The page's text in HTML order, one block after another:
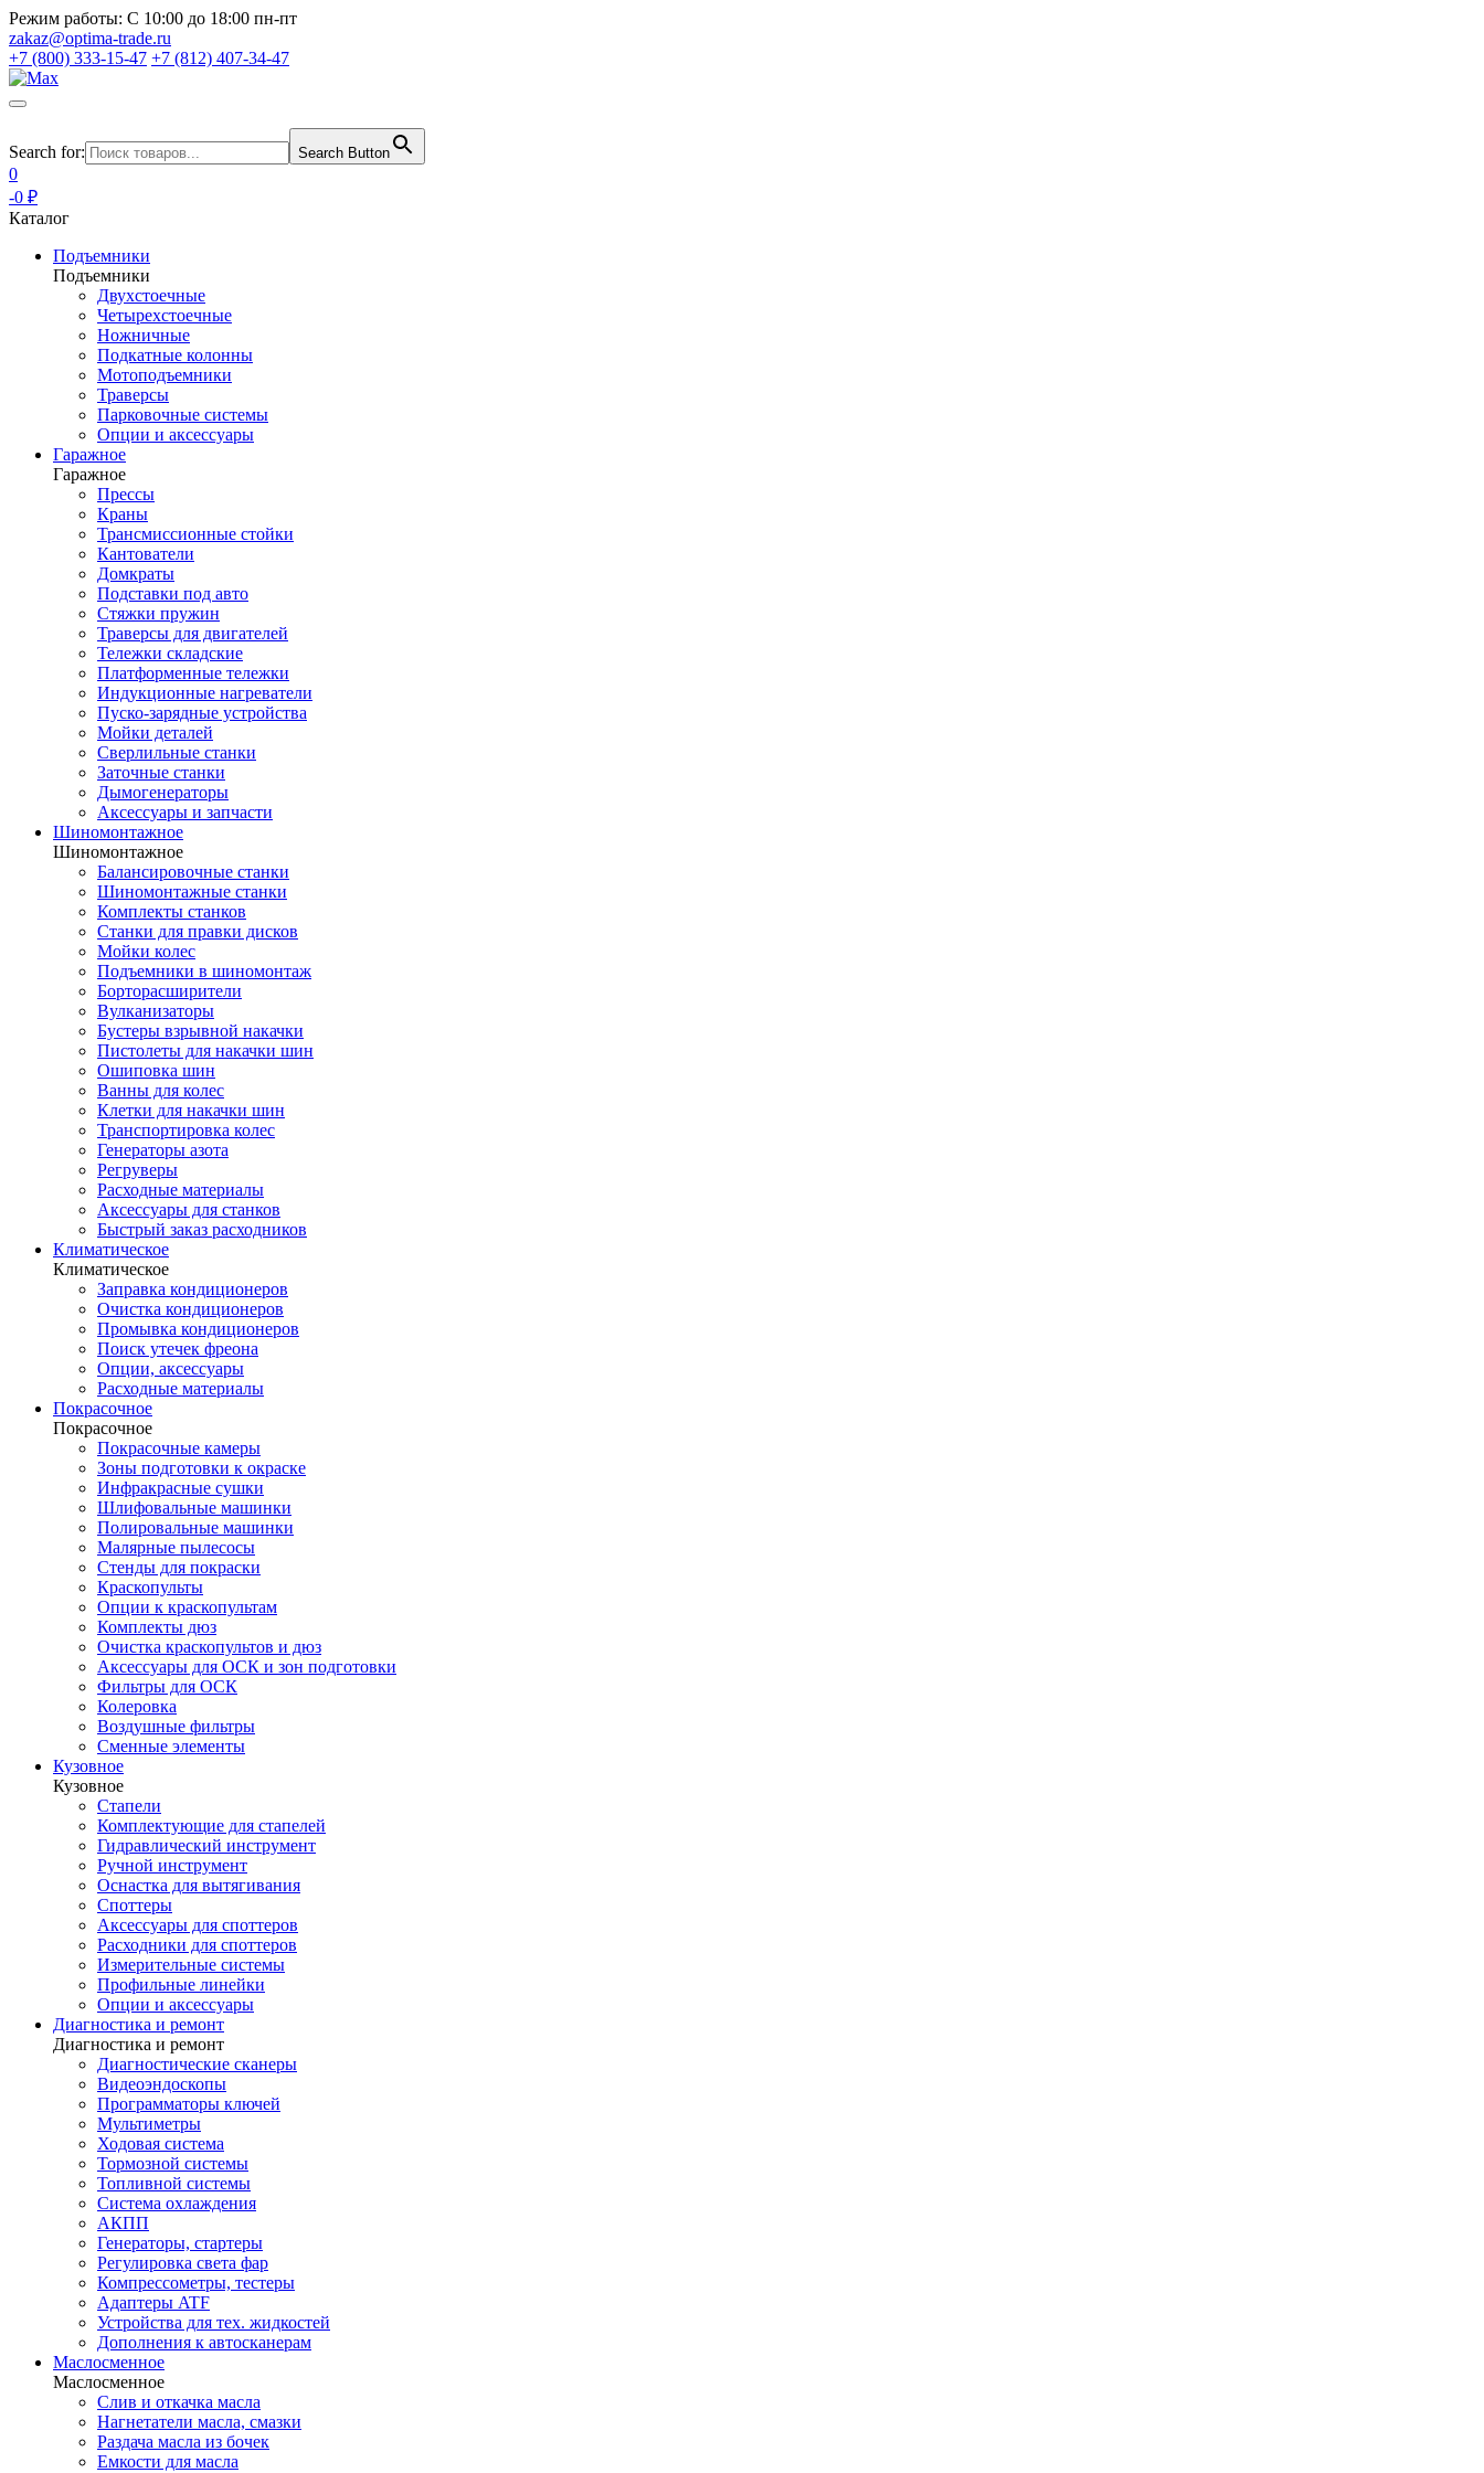
Режим работы: С 10:00 до 18:00 пн-пт
zakaz@optima-trade.ru
+7 (800) 333-15-47 +7 (812) 407-34-47
Search for: Search Button
0
-0 ₽
Каталог
Подъемники
Подъемники
Двухстоечные
Четырехстоечные
Ножничные
Подкатные колонны
Мотоподъемники
Траверсы
Парковочные системы
Опции и аксессуары
Гаражное
Гаражное
Прессы
Краны
Трансмиссионные стойки
Кантователи
Домкраты
Подставки под авто
Стяжки пружин
Траверсы для двигателей
Тележки складские
Платформенные тележки
Индукционные нагреватели
Пуско-зарядные устройства
Мойки деталей
Сверлильные станки
Заточные станки
Дымогенераторы
Аксессуары и запчасти
Шиномонтажное
Шиномонтажное
Балансировочные станки
Шиномонтажные станки
Комплекты станков
Станки для правки дисков
Мойки колес
Подъемники в шиномонтаж
Борторасширители
Вулканизаторы
Бустеры взрывной накачки
Пистолеты для накачки шин
Ошиповка шин
Ванны для колес
Клетки для накачки шин
Транспортировка колес
Генераторы азота
Регруверы
Расходные материалы
Аксессуары для станков
Быстрый заказ расходников
Климатическое
Климатическое
Заправка кондиционеров
Очистка кондиционеров
Промывка кондиционеров
Поиск утечек фреона
Опции, аксессуары
Расходные материалы
Покрасочное
Покрасочное
Покрасочные камеры
Зоны подготовки к окраске
Инфракрасные сушки
Шлифовальные машинки
Полировальные машинки
Малярные пылесосы
Стенды для покраски
Краскопульты
Опции к краскопультам
Комплекты дюз
Очистка краскопультов и дюз
Аксессуары для ОСК и зон подготовки
Фильтры для ОСК
Колеровка
Воздушные фильтры
Сменные элементы
Кузовное
Кузовное
Стапели
Комплектующие для стапелей
Гидравлический инструмент
Ручной инструмент
Оснастка для вытягивания
Споттеры
Аксессуары для споттеров
Расходники для споттеров
Измерительные системы
Профильные линейки
Опции и аксессуары
Диагностика и ремонт
Диагностика и ремонт
Диагностические сканеры
Видеоэндоскопы
Программаторы ключей
Мультиметры
Ходовая система
Тормозной системы
Топливной системы
Система охлаждения
АКПП
Генераторы, стартеры
Регулировка света фар
Компрессометры, тестеры
Адаптеры ATF
Устройства для тех. жидкостей
Дополнения к автосканерам
Маслосменное
Маслосменное
Слив и откачка масла
Нагнетатели масла, смазки
Раздача масла из бочек
Емкости для масла